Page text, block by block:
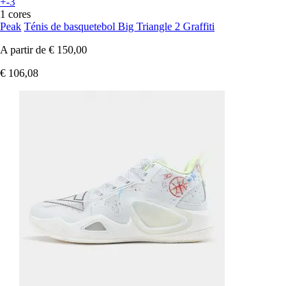
1 cores
Peak Ténis de basquetebol Big Triangle 2 Graffiti
A partir de € 150,00
€ 106,08